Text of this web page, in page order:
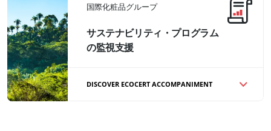
グループの主要顧客によるサプライヤーCSR
推進される会社の良い製剤と生産慣行の識別
*検査基準と指標を持つ民間規格の作成、お
よび第三者監査システムの作成
天然塗料3種の発売
国際化粧品グループ
サステナビリティ・プログラム
の監視支援
DISCOVER ECOCERT ACCOMPANIMENT